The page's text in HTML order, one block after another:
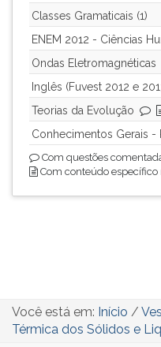
Classes Gramaticais (1)
ENEM 2012 - Ciências
Ondas Eletromagnéticas
Inglês (Fuvest 2012 e
Teorias da Evolução
Conhecimentos Gerais -
Com questões
Com conteúdo específico
Você está em: Início /
Térmica dos Sólidos e